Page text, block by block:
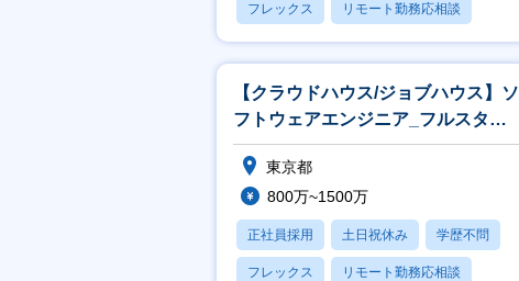
フレックス リモート勤務応相談
【クラウドハウス/ジョブハウス】ソ
フトウェアエンジニア_フルスタッ
ク
東京都
800万~1500万
正社員採用 土日祝休み 学歴不問
フレックス リモート勤務応相談